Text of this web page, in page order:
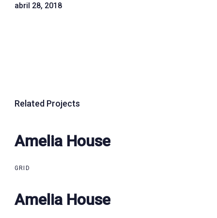
abril 28, 2018
Related Projects
Amelia House
Amelia House
GRID
Amelia House
Amelia House